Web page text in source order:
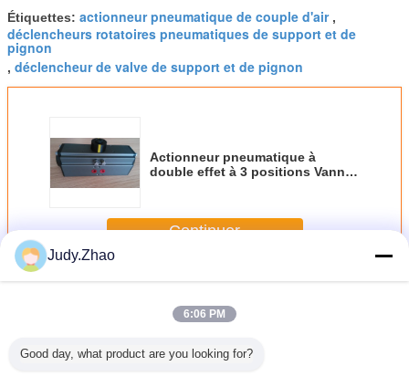
Étiquettes: actionneur pneumatique de couple d'air,
déclencheurs rotatoires pneumatiques de support et de
pignon
, déclencheur de valve de support et de pignon
Actionneur pneumatique à
double effet à 3 positions Vanne
Continuer
PlusDéclencheur pneumatique de support et de pignon
Judy.Zhao
6:06 PM
Good day, what product are you looking for?